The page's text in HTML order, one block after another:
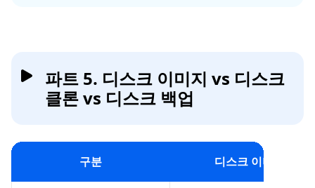
파트 5. 디스크 이미지 vs 디스크
클론 vs 디스크 백업
구분 디스크 이미지